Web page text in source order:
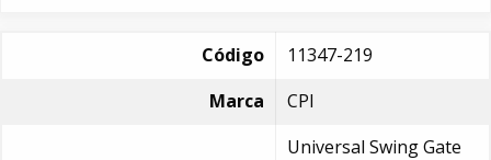
Código
11347-219
Marca
CPI
Universal Swing Gate